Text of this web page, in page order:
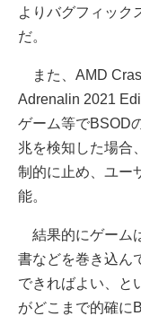
よりバグフィック
だ。
また、AMD
Adrenalin 2021
ゲーム等でBSOD
兆を検知した場合
制的に止め、ユー
能。
結果的にゲーム
書などを巻き込ん
できればよい、と
がどこまで的確に